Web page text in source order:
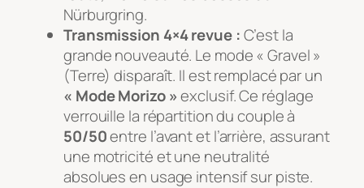
Nürburgring.
Transmission 4×4 revue :C’est la
grande nouveauté. Le mode « Gravel »
(Terre) disparaît. Il est remplacé par un
« Mode Morizo »exclusif. Ce réglage
verrouille la répartition du couple à
50/50entre l’avant et l’arrière, assurant
une motricité et une neutralité
absolues en usage intensif sur piste.